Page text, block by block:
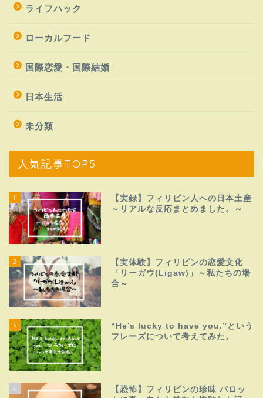
ライフハック
ローカルフード
国際恋愛・国際結婚
日本生活
未分類
人気記事TOP5
1
【実録】フィリピン人への日本土産
～リアルな反応まとめました。～
2
【実体験】フィリピンの恋愛文化
「リーガウ(Ligaw)」～私たちの場
合～
3
“He’s lucky to have you.”という
フレーズについて考えてみた。
4
【恐怖】フィリピンの珍味 バロッ